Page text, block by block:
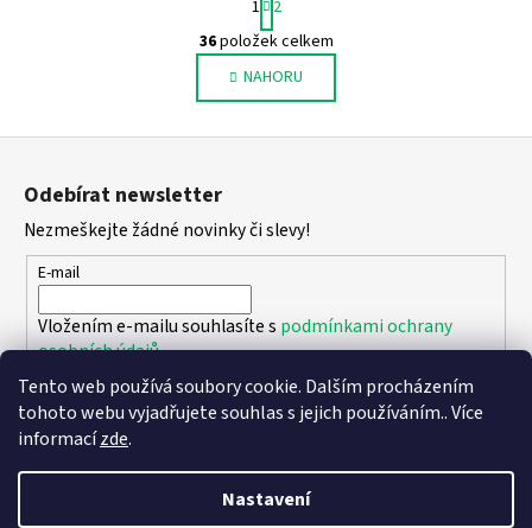
Tento web používá soubory cookie. Dalším procházením
tohoto webu vyjadřujete souhlas s jejich používáním.. Více
informacízde.
Nastavení
O
v
l
á
d
p
r
k
y
ý
p
s
u
t
r
á
n
k
o
í
1
2
36položek celkem
NAHORU
Z
Odebírat newsletter
Nezmeškejte žádné novinky či slevy!
E-mail
Vložením e-mailu souhlasíte s podmínkami ochrany
osobních údajů
PŘIHLÁSIT SE